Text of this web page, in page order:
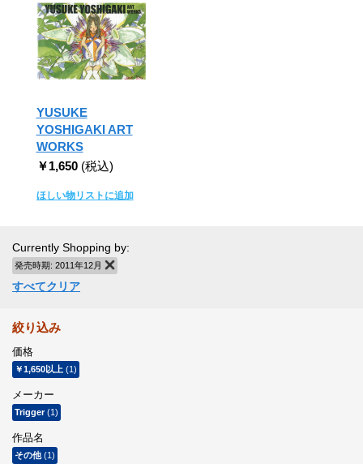
YUSUKE
YOSHIGAKI ART
WORKS
￥1,650 (税込)
ほしい物リストに追加
Currently Shopping by:
発売時期: 2011年12月
すべてクリア
絞り込み
価格
￥1,650以上 (1)
メーカー
Trigger(1)
作品名
その他(1)